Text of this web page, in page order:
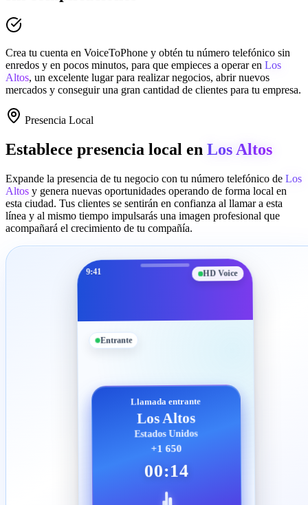
Crea tu cuenta en VoiceToPhone y obtén tu número telefónico sin
enredos y en pocos minutos, para que empieces a operar en Los
Altos, un excelente lugar para realizar negocios, abrir nuevos
mercados y conseguir una gran cantidad de clientes para tu empresa.
Presencia Local
Establece presencia local en Los Altos
Expande la presencia de tu negocio con tu número telefónico de Los
Altos y genera nuevas oportunidades operando de forma local en
esta ciudad. Tus clientes se sentirán en confianza al llamar a esta
línea y al mismo tiempo impulsarás una imagen profesional que
acompañará el crecimiento de tu compañía.
9:41 HD Voice
Entrante
Llamada entrante
Los Altos
Estados Unidos
+1 650
00:14